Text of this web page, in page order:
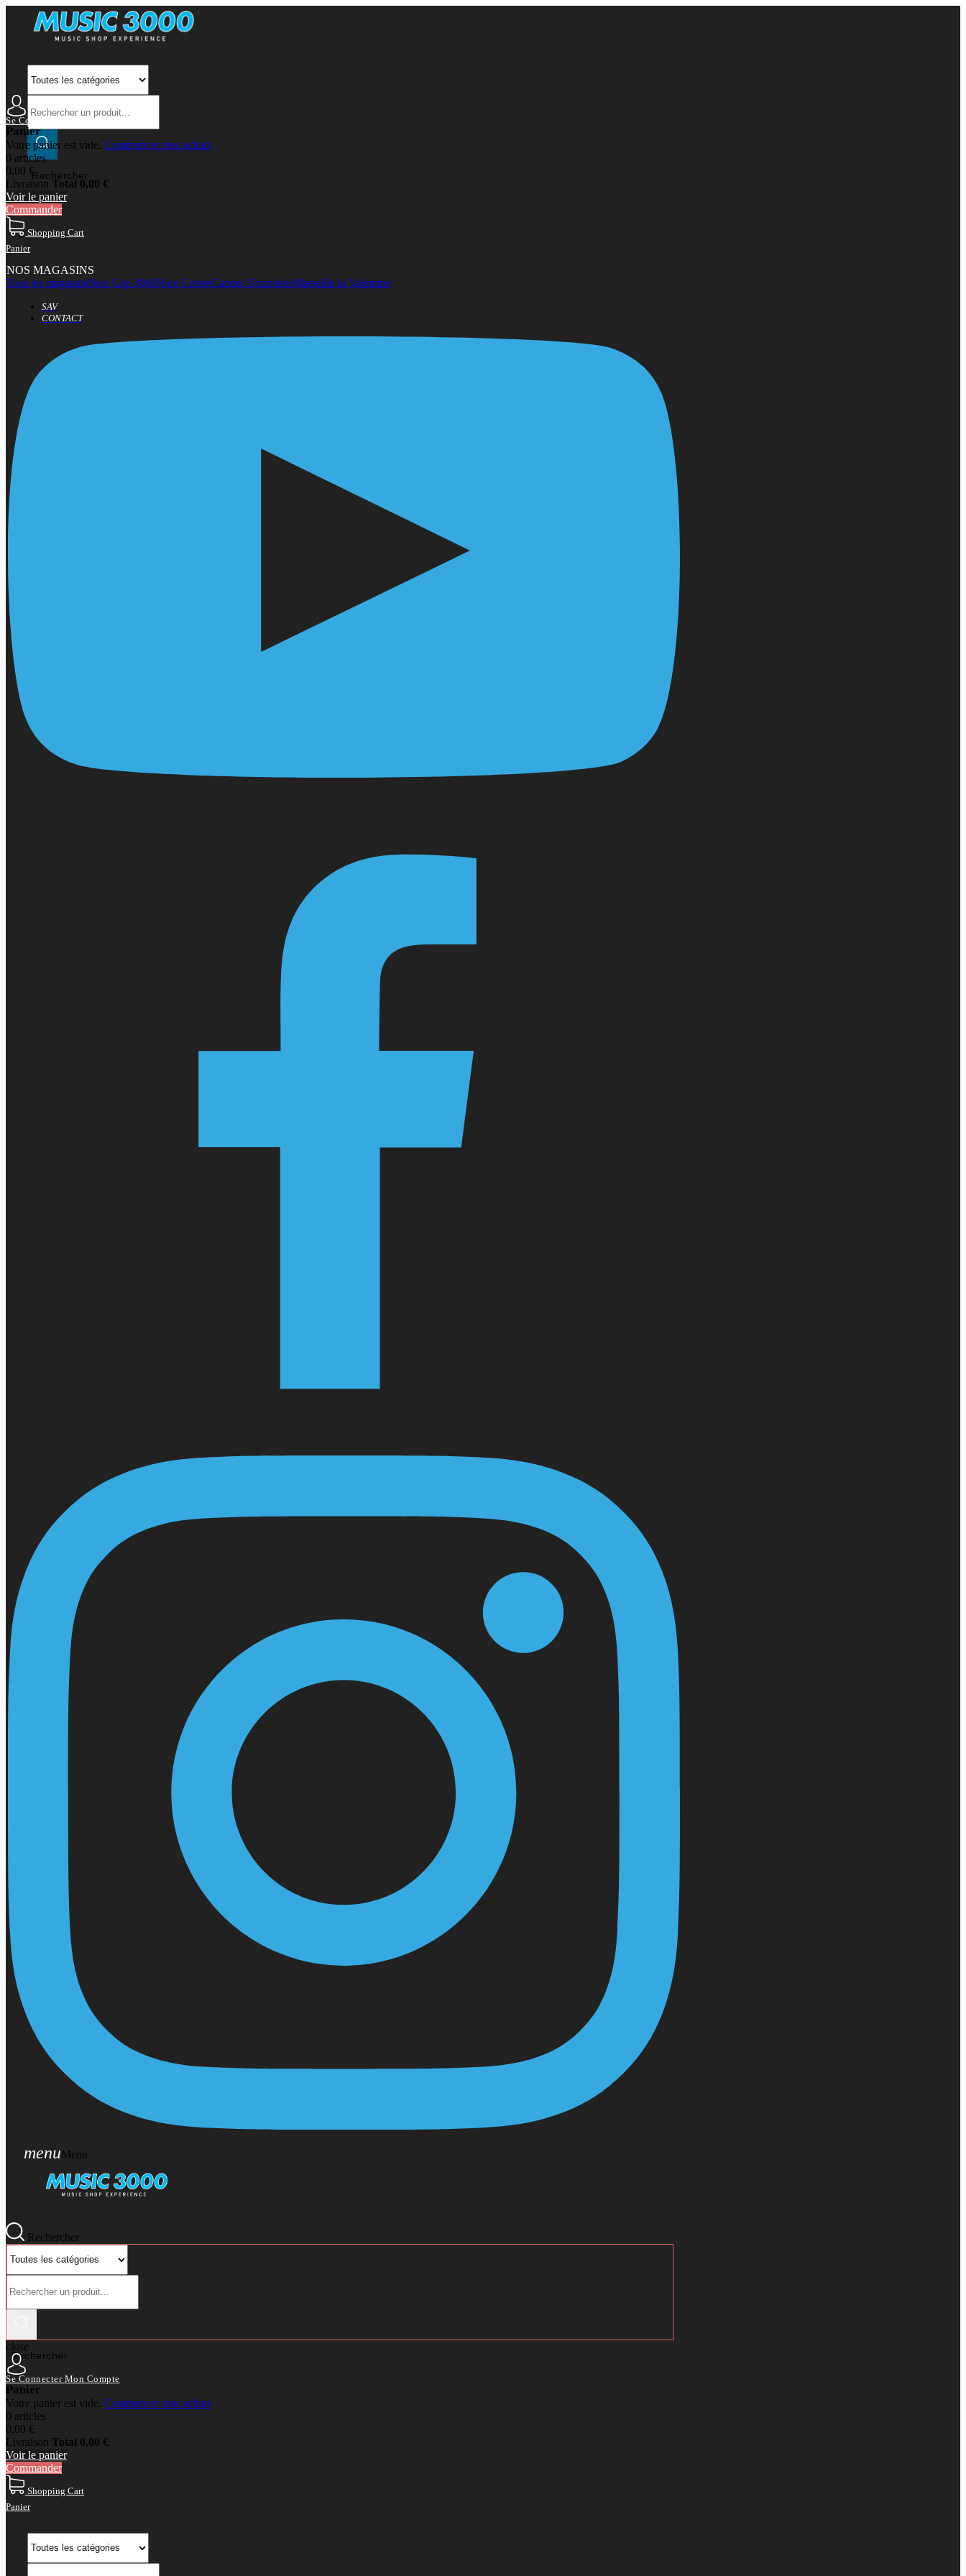
Rechercher
Se Connecter Mon Compte
Panier
Votre panier est vide. Commencer mes achats
0 articles
0,00 €
Livraison Total 0,00 €
Voir le panier
Commander
Shopping Cart
Panier
NOS MAGASINS
Tous les magasinsNice Cap 3000Nice CentreCannes TourradesMarseille la Valentine
SAV
CONTACT
menuMenu
Rechercher
Rechercher
close
Se Connecter Mon Compte
Panier
Votre panier est vide. Commencer mes achats
0 articles
0,00 €
Livraison Total 0,00 €
Voir le panier
Commander
Shopping Cart
Panier